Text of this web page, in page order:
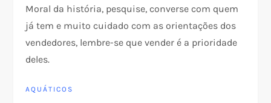
Moral da história, pesquise, converse com quem
já tem e muito cuidado com as orientações dos
vendedores, lembre-se que vender é a prioridade
deles.
AQUÁTICOS